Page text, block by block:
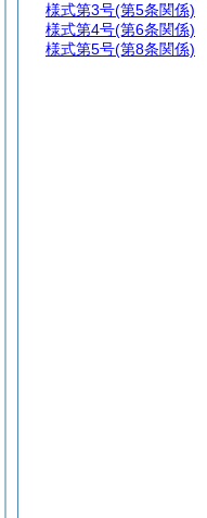
様式第3号(第5条関係)
様式第4号(第6条関係)
様式第5号(第8条関係)